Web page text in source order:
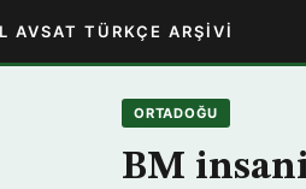
AVSAT TÜRKÇE ARŞIVI
ORTADOĞU
BM